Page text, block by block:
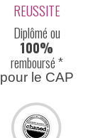
REUSSITE
Diplômé ou
100%
remboursé *
pour le CAP